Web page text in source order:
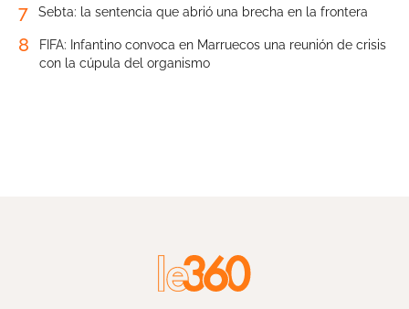
7 Sebta: la sentencia que abrió una brecha en la frontera
8
FIFA: Infantino convoca en Marruecos una reunión de crisis
con la cúpula del organismo